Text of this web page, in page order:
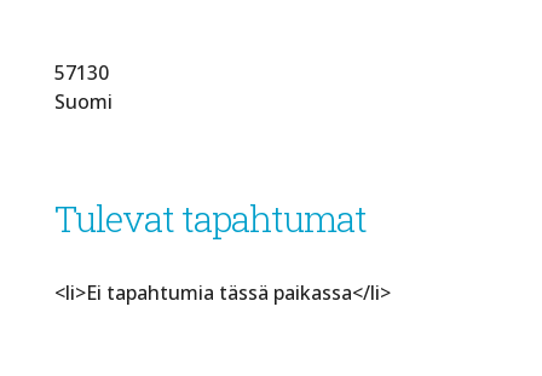
57130
Suomi
Tulevat tapahtumat
<li>Ei tapahtumia tässä paikassa</li>